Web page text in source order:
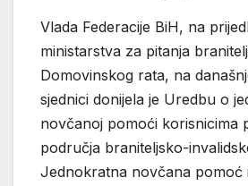
Vlada Federacije BiH, na
ministarstva za pitanja
Domovinskog rata, na
sjednici donijela je Uredbu o
novčanoj pomoći korisnicima
područja braniteljsko-
Jednokratna novčana pomoć